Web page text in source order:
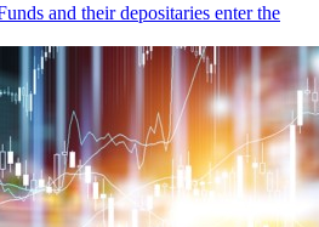
and their depositaries enter the